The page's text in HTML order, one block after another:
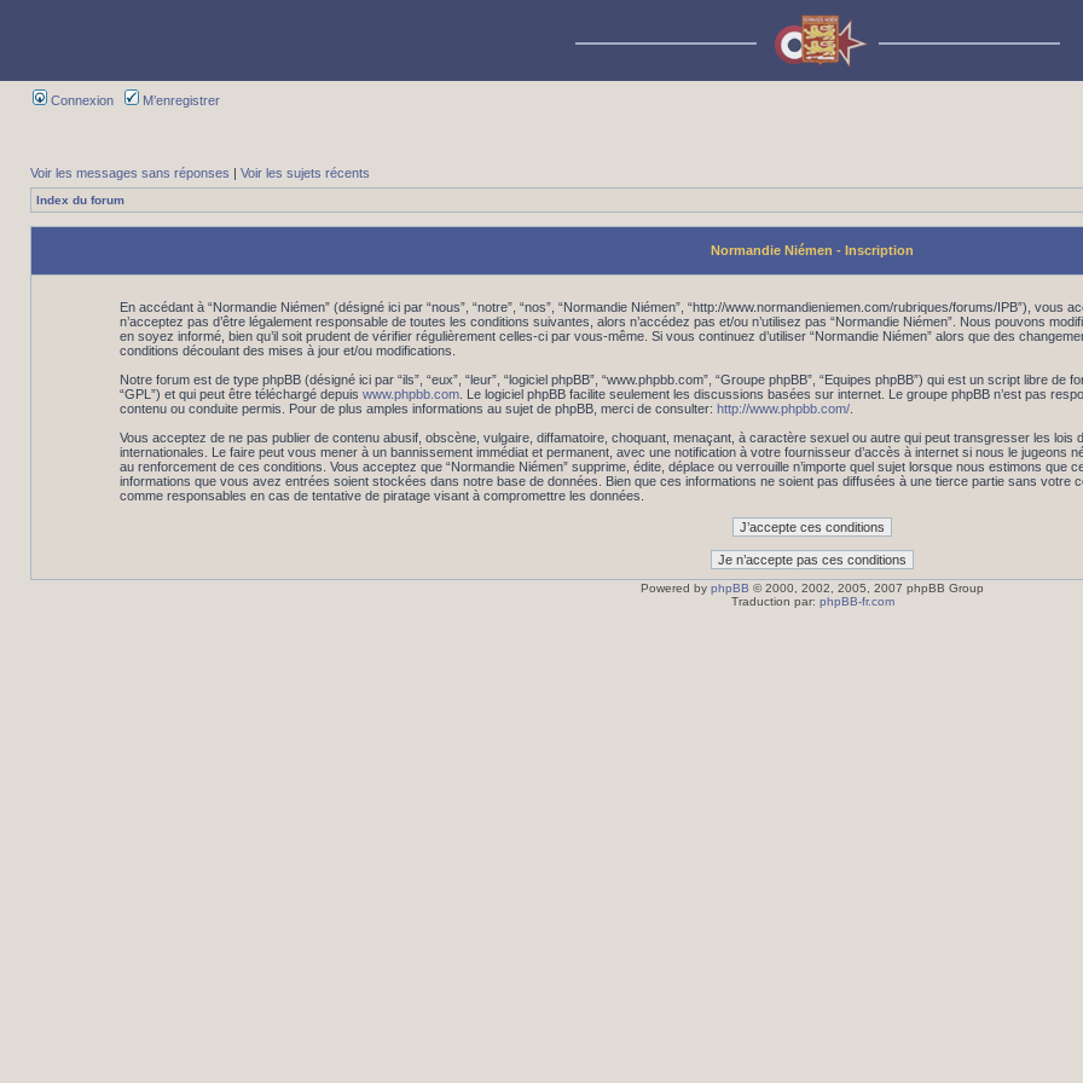
Connexion M’enregistrer
Voir les messages sans réponses | Voir les sujets récents
Index du forum
Normandie Niémen - Inscription
En accédant à “Normandie Niémen” (désigné ici par “nous”, “notre”, “nos”, “Normandie Niémen”, “http://www.normandieniemen.com/rubriques/forums/IPB”),
n’acceptez pas d’être légalement responsable de toutes les conditions suivantes, alors n’accédez pas et/ou n’utilisez pas “Normandie Niémen”. Nous pouvons
en soyez informé, bien qu’il soit prudent de vérifier régulièrement celles-ci par vous-même. Si vous continuez d’utiliser “Normandie Niémen” alors que des
conditions découlant des mises à jour et/ou modifications.
Notre forum est de type phpBB (désigné ici par “ils”, “eux”, “leur”, “logiciel phpBB”, “www.phpbb.com”, “Groupe phpBB”, “Equipes phpBB”) qui est un script libre de
“GPL”) et qui peut être téléchargé depuis www.phpbb.com. Le logiciel phpBB facilite seulement les discussions basées sur internet. Le groupe phpBB n’est pas
contenu ou conduite permis. Pour de plus amples informations au sujet de phpBB, merci de consulter: http://www.phpbb.com/.
Vous acceptez de ne pas publier de contenu abusif, obscène, vulgaire, diffamatoire, choquant, menaçant, à caractère sexuel ou autre qui peut transgresser les lois
internationales. Le faire peut vous mener à un bannissement immédiat et permanent, avec une notification à votre fournisseur d’accès à internet si nous le jugeons
au renforcement de ces conditions. Vous acceptez que “Normandie Niémen” supprime, édite, déplace ou verrouille n’importe quel sujet lorsque nous estimons que
informations que vous avez entrées soient stockées dans notre base de données. Bien que ces informations ne soient pas diffusées à une tierce partie sans votre
comme responsables en cas de tentative de piratage visant à compromettre les données.
Powered by phpBB © 2000, 2002, 2005, 2007 phpBB Group
Traduction par: phpBB-fr.com